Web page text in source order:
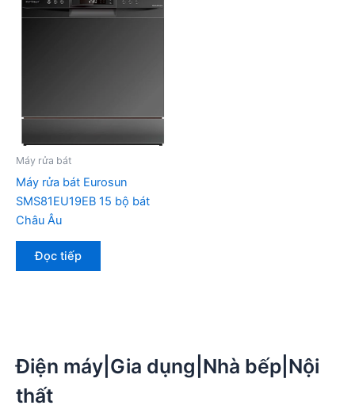
Máy rửa bát
Máy rửa bát Eurosun
SMS81EU19EB 15 bộ bát
Châu Âu
Đọc tiếp
Điện máy|Gia dụng|Nhà bếp|Nội
thất